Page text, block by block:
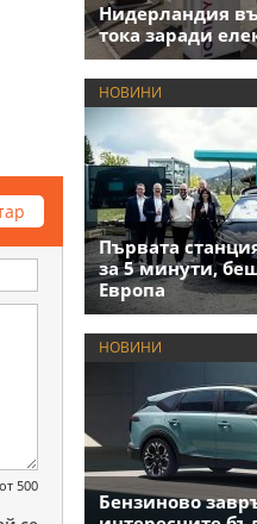
от 500
Нидерландия
тока заради
НОВИНИ
Първата
за 5 минути,
Европа
НОВИНИ
Бензиново